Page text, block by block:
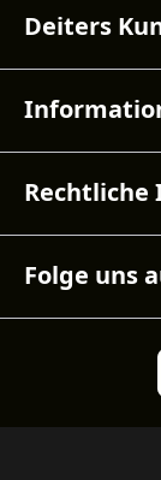
Deiters
Folge uns